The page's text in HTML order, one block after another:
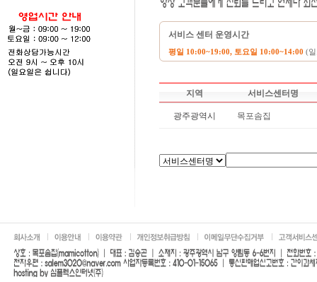
서비스 센터 운영시간
평일 10:00~19:00, 토요일 10:00~14:00 (
지역 서비스센터명
광주광역시 목포솜집